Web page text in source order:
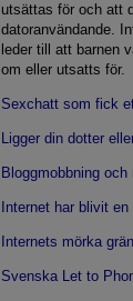
utsättas för och att
datoranvändande.
leder till att barnen
om eller utsatts för.
Sexchatt som fick
Ligger din dotter
Bloggmobbning och
Internet har blivit
Internets mörka
Svenska Let to